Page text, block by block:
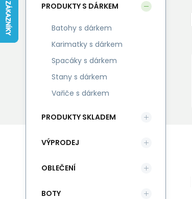
PRODUKTY S DÁRKEM
Batohy s dárkem
Karimatky s dárkem
Spacáky s dárkem
Stany s dárkem
Vařiče s dárkem
PRODUKTY SKLADEM
VÝPRODEJ
OBLEČENÍ
BOTY